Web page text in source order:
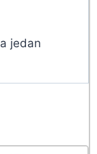
jedan